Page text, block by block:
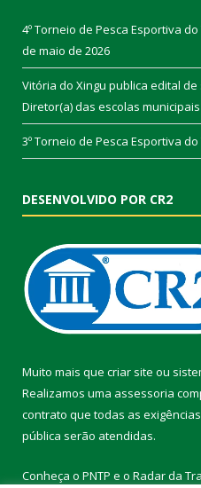
4º Torneio de Pesca Esportiva
de maio de 2026
Vitória do Xingu publica edital
Diretor(a) das escolas municipais
3º Torneio de Pesca Esportiva
DESENVOLVIDO POR CR2
Muito mais que criar site ou
Realizamos uma assessoria
contrato que todas as
pública serão atendidas.
Conheça o PNTP e o Radar da